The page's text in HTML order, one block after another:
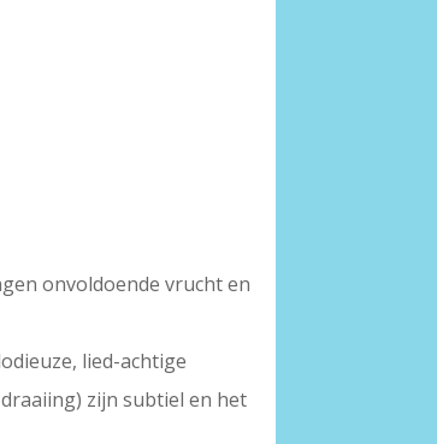
onvoldoende vrucht en
lied-achtige
zijn subtiel en het